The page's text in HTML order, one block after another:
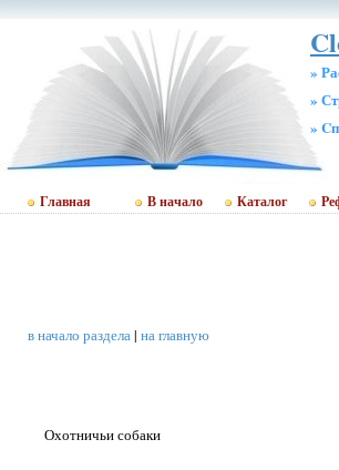
»
»
»
Главная В начало Каталог
в начало раздела| на главную
Охотничьи собаки